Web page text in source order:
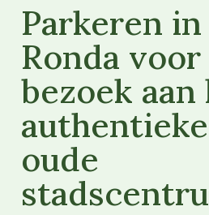
Parkeren in
Ronda
bezoek aan
authentieke
oude